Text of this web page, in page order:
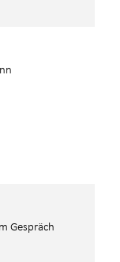
Gespräch